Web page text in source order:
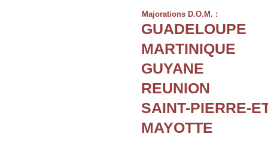
Majorations D.O.M. :
GUADELOUPE
MARTINIQUE
GUYANE
REUNION
SAINT-PIERRE-
MAYOTTE